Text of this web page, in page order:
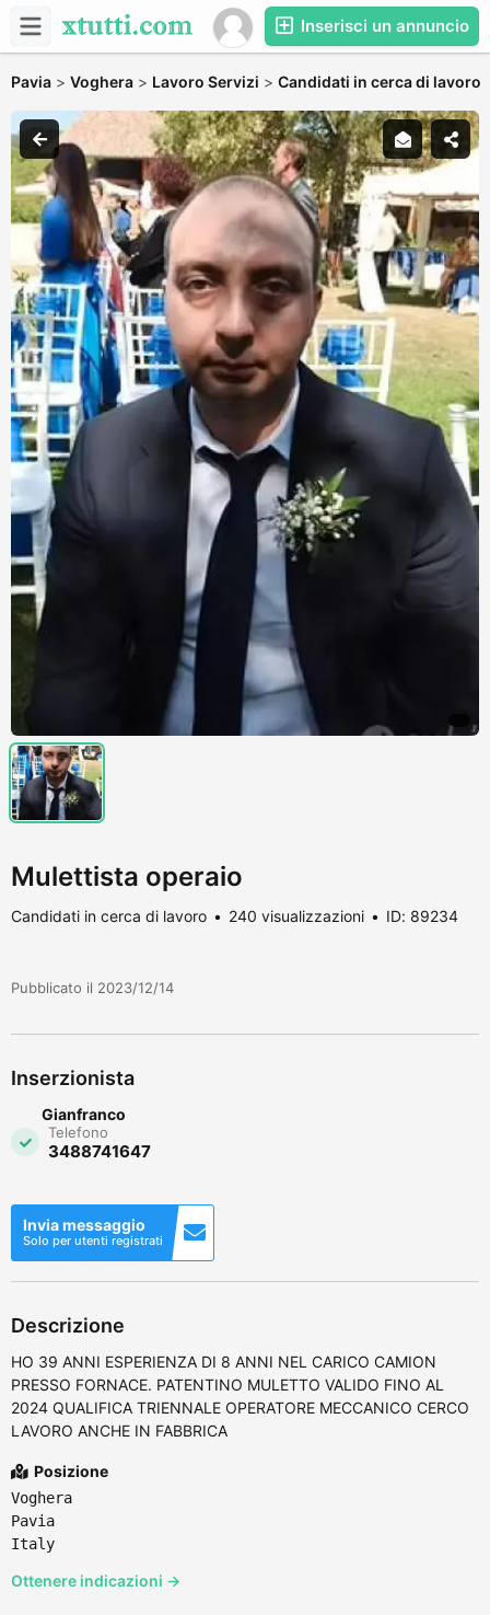
Inserisci un annuncio
Pavia > Voghera > Lavoro Servizi > Candidati in cerca di lavoro
Mulettista operaio
Candidati in cerca di lavoro 240 visualizzazioni ID: 89234
Pubblicato il 2023/12/14
Inserzionista
Gianfranco
Telefono
3488741647
Invia messaggio
Solo per utenti registrati
Descrizione
HO 39 ANNI ESPERIENZA DI 8 ANNI NEL CARICO CAMION
PRESSO FORNACE. PATENTINO MULETTO VALIDO FINO AL
2024 QUALIFICA TRIENNALE OPERATORE MECCANICO CERCO
LAVORO ANCHE IN FABBRICA
Posizione
Voghera
Pavia
Italy
Ottenere indicazioni →